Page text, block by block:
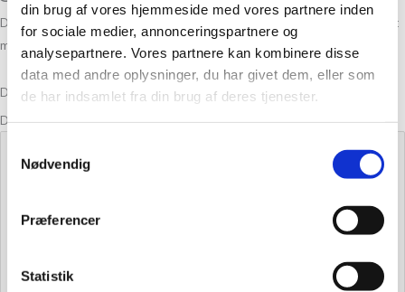
din brug af vores hjemmeside med vores partnere inden
for sociale medier, annonceringspartnere og
analysepartnere. Vores partnere kan kombinere disse
data med andre oplysninger, du har givet dem, eller som
de har indsamlet fra din brug af deres tjenester.
Nødvendig
Præferencer
Statistik
Din e-mailadresse vil ikke blive publiceret.
Krævede felter er markeret
med
Din bedømmelse
Din anmeldelse*